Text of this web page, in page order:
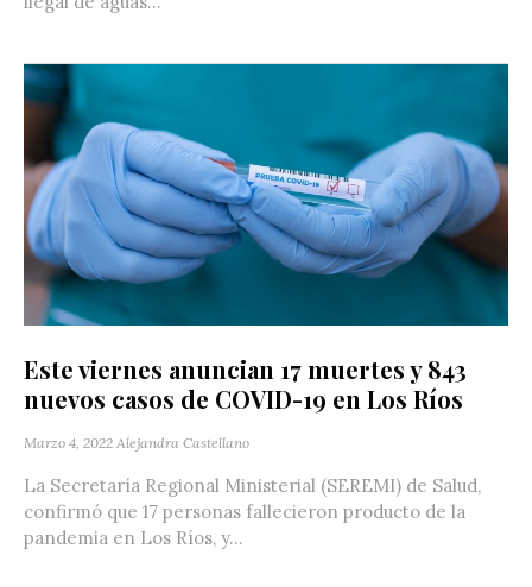
Este viernes anuncian 17 muertes y 843
nuevos casos de COVID-19 en Los Ríos
Marzo 4, 2022 Alejandra Castellano
La Secretaría Regional Ministerial (SEREMI) de Salud,
confirmó que 17 personas fallecieron producto de la
pandemia en Los Ríos, y...